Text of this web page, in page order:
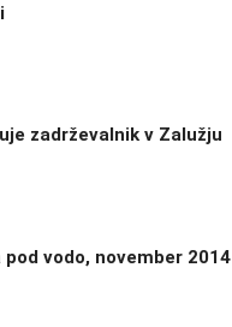
zadrževalnik v Zalužju
vodo, november 2014